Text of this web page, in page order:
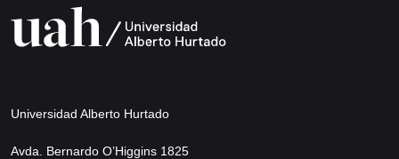
Universidad Alberto Hurtado
Avda. Bernardo O’Higgins 1825